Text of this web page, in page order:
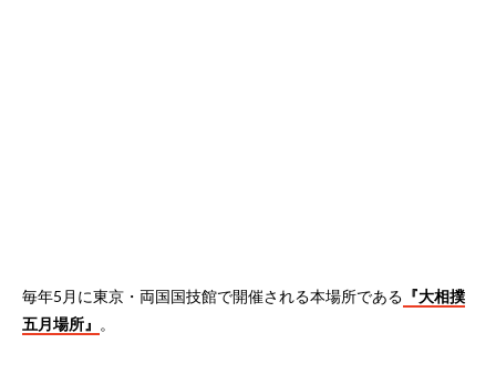
毎年5月に東京・両国国技館で開催される本場所である 『大相撲
五月場所』 。